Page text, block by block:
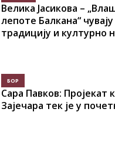
Велика Јасикова –
лепоте Балкана“ чувају
традицију и културно
БОР
Сара Павков: Пројекат
Зајечара тек је у